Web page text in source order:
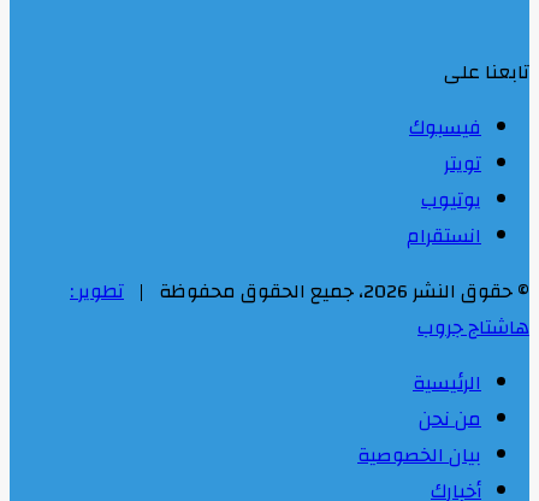
تابعنا على
فيسبوك
تويتر
يوتيوب
انستقرام
© حقوق النشر 2026، جميع الحقوق محفوظة |
تطوير :
هاشتاج جروب
الرئيسية
من نحن
بيان الخصوصية
أخبارك